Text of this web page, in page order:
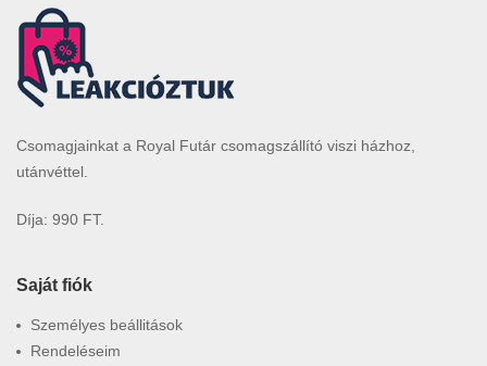
Csomagjainkat a Royal Futár csomagszállító viszi házhoz,
utánvéttel.
Díja: 990 FT.
Saját fiók
Személyes beállitások
Rendeléseim